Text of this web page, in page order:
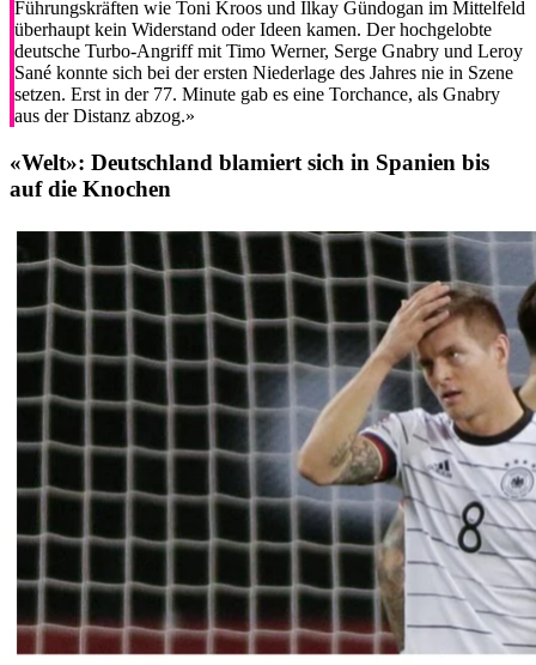
Führungskräften wie Toni Kroos und Ilkay Gündogan im Mittelfeld
überhaupt kein Widerstand oder Ideen kamen. Der hochgelobte
deutsche Turbo-Angriff mit Timo Werner, Serge Gnabry und Leroy
Sané konnte sich bei der ersten Niederlage des Jahres nie in Szene
setzen. Erst in der 77. Minute gab es eine Torchance, als Gnabry
aus der Distanz abzog.»
«Welt»: Deutschland blamiert sich in Spanien bis
auf die Knochen